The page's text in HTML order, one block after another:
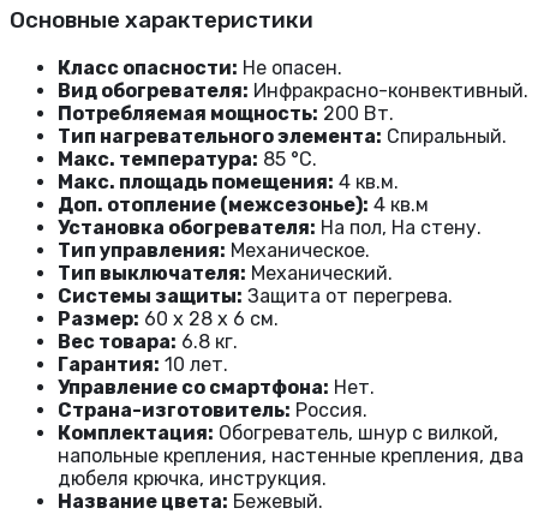
Основные характеристики
Класс опасности: Не опасен.
Вид обогревателя: Инфракрасно-конвективный.
Потребляемая мощность: 200 Вт.
Тип нагревательного элемента: Спиральный.
Макс. температура: 85 °С.
Макс. площадь помещения: 4 кв.м.
Доп. отопление (межсезонье): 4 кв.м
Установка обогревателя: На пол, На стену.
Тип управления: Механическое.
Тип выключателя: Механический.
Системы защиты: Защита от перегрева.
Размер: 60 x 28 x 6 см.
Вес товара: 6.8 кг.
Гарантия: 10 лет.
Управление со смартфона: Нет.
Страна-изготовитель: Россия.
Комплектация: Обогреватель, шнур с вилкой,
напольные крепления, настенные крепления, два
дюбеля крючка, инструкция.
Название цвета: Бежевый.